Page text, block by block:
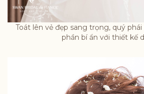
Toát lên vẻ đẹp sang trọng, quý
phần bí ẩn với thiết kế